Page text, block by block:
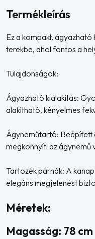
Termékleírás
Ez a kompakt,
terekbe, ahol fontos a
Tulajdonságok:
Ágyazható kialakítás:
alakítható, kényelmes
Ágyneműtartó: Beépített
megkönnyíti az
Tartozék párnák: A
elegáns megjelenést
Méretek:
Magasság: 78 cm